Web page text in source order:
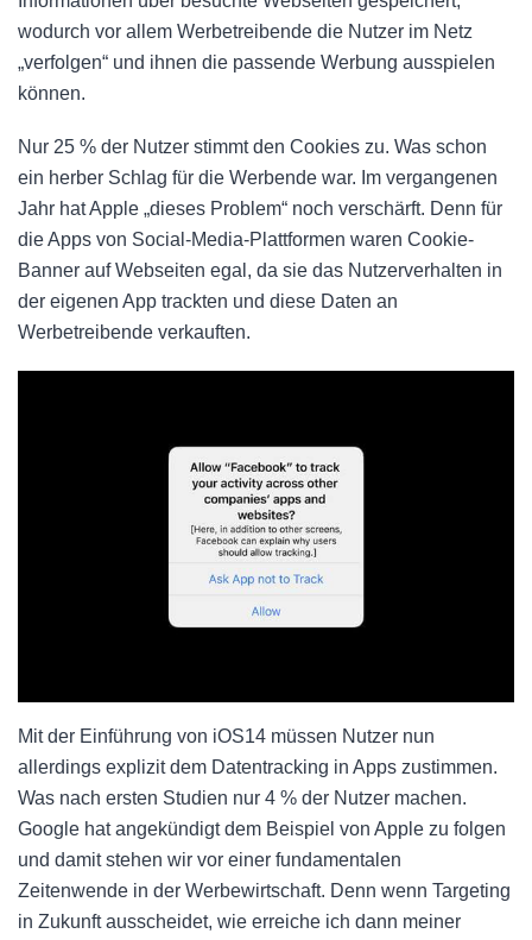
wodurch vor allem Werbetreibende die Nutzer im Netz
„verfolgen“ und ihnen die passende Werbung ausspielen
können.
Nur 25 % der Nutzer stimmt den Cookies zu. Was schon
ein herber Schlag für die Werbende war. Im vergangenen
Jahr hat Apple „dieses Problem“ noch verschärft. Denn für
die Apps von Social-Media-Plattformen waren Cookie-
Banner auf Webseiten egal, da sie das Nutzerverhalten in
der eigenen App trackten und diese Daten an
Werbetreibende verkauften.
Mit der Einführung von iOS14 müssen Nutzer nun
allerdings explizit dem Datentracking in Apps zustimmen.
Was nach ersten Studien nur 4 % der Nutzer machen.
Google hat angekündigt dem Beispiel von Apple zu folgen
und damit stehen wir vor einer fundamentalen
Zeitenwende in der Werbewirtschaft. Denn wenn Targeting
in Zukunft ausscheidet, wie erreiche ich dann meiner